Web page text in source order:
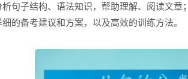
析句子结构、语法知识，帮助理解、阅读文章；
细的备考建议和方案，以及高效的训练方法。